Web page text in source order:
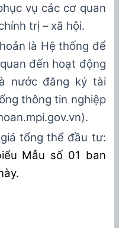
vụ các cơ quan
trị – xã hội.
là Hệ thống để
đến hoạt động
nướcđăng ký tài
thông tin nghiệp
).
tổng thể đầu tư:
Mẫu số 01 ban